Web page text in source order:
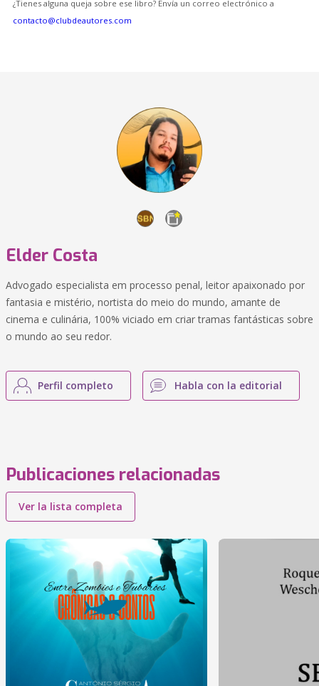
¿Tienes alguna queja sobre ese libro? Envía un correo electrónico a
contacto@clubdeautores.com
Elder Costa
Advogado especialista em processo penal, leitor apaixonado por
fantasia e mistério, nortista do meio do mundo, amante de
cinema e culinária, 100% viciado em criar tramas fantásticas sobre
o mundo ao seu redor.
Perfil completo Habla con la editorial
Publicaciones relacionadas
Ver la lista completa